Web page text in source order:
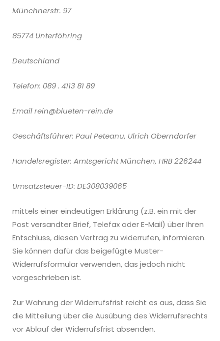
Münchnerstr. 97
85774 Unterföhring
Deutschland
Telefon: 089 . 4113 81 89
Emailrein@blueten-rein.de
Geschäftsführer: Paul Peteanu, Ulrich Oberndorfer
Handelsregister: Amtsgericht München, HRB 226244
Umsatzsteuer-ID: DE308039065
mittels einer eindeutigen Erklärung (z.B. ein mit der
Post versandter Brief, Telefax oder E-Mail) über Ihren
Entschluss, diesen Vertrag zu widerrufen, informieren.
Sie können dafür das beigefügte Muster-
Widerrufsformular verwenden, das jedoch nicht
vorgeschrieben ist.
Zur Wahrung der Widerrufsfrist reicht es aus, dass Sie
die Mitteilung über die Ausübung des Widerrufsrechts
vor Ablauf der Widerrufsfrist absenden.